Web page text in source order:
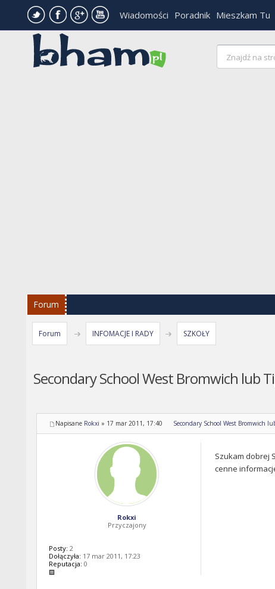
Wiadomości Poradnik Mieszkam Tu
Forum
Forum INFOMACJE I RADY SZKOŁY
Secondary School West Bromwich lub
Napisane Rokxi » 17 mar 2011, 17:40 Secondary School West Bromwich
Szukam dobrej
cenne
Rokxi
Przyczajony
Posty: 2
Dołączyła: 17 mar 2011, 17:23
Reputacja: 0